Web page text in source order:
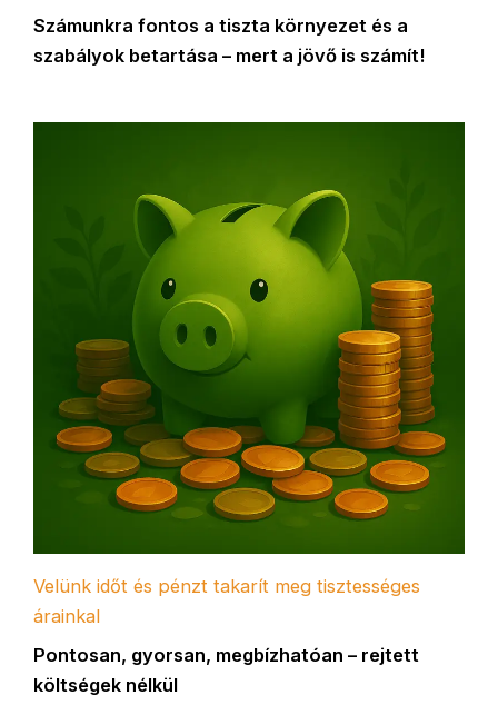
Számunkra fontos a tiszta környezet és a
szabályok betartása – mert a jövő is számít!
Velünk időt és pénzt takarít meg tisztességes
árainkal
Pontosan, gyorsan, megbízhatóan – rejtett
költségek nélkül